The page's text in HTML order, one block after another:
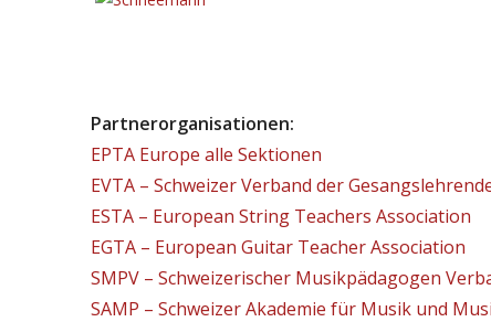
Partnerorganisationen:
EPTA Europe alle Sektionen
EVTA – Schweizer Verband der
ESTA – European String Teachers Association
EGTA – European Guitar Teacher Association
SMPV – Schweizerischer Musikpädagogen
SAMP – Schweizer Akademie für Musik und